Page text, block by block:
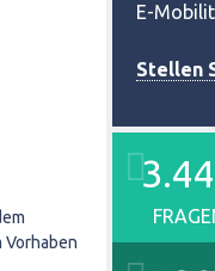
E-
Stellen